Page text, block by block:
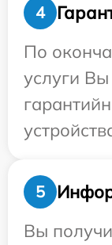
4
По
услуги
5
Вы